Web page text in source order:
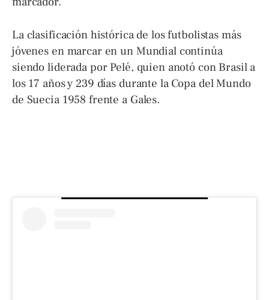
La clasificación histórica de los futbolistas más
jóvenes en marcar en un Mundial continúa
siendo liderada por Pelé, quien anotó con Brasil a
los 17 años y 239 días durante la Copa del Mundo
de Suecia 1958 frente a Gales.